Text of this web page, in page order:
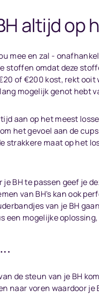
altijd op
mee en zal -
stoffen omdat deze
of €200 kost, rekt
mogelijk genot hebt
aan op het meest
het gevoel aan de
strakkere maat op het
je BH te passen geef je
van BH's kan ook
van je BH
een mogelijke
de steun van je BH
naar voren waardoor